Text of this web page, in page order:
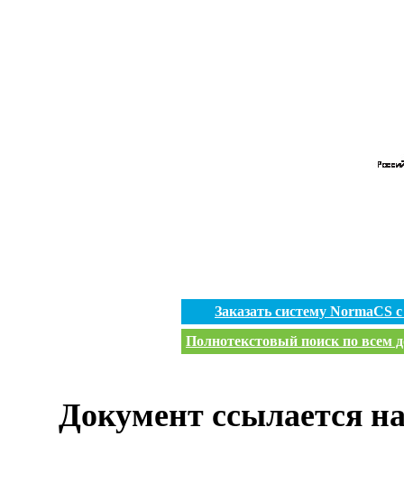
Заказать систему
Полнотекстовый поиск по всем
Документ ссылается